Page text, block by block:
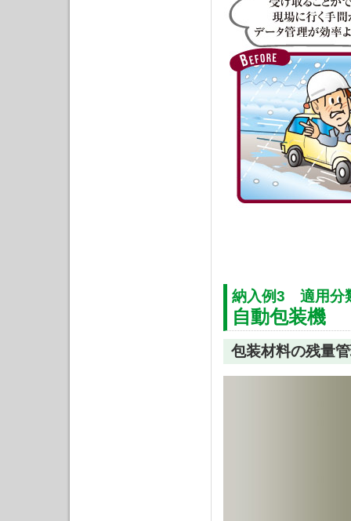
納入例3 適用分
自動包装機
包装材料の残量